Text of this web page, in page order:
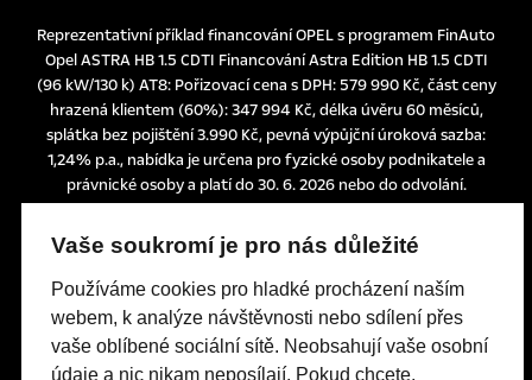
Reprezentativní příklad financování OPEL s programem FinAuto
Opel ASTRA HB 1.5 CDTI Financování Astra Edition HB 1.5 CDTI
(96 kW/130 k) AT8: Pořizovací cena s DPH: 579 990 Kč, část ceny
hrazená klientem (60%): 347 994 Kč, délka úvěru 60 měsíců,
splátka bez pojištění 3.990 Kč, pevná výpůjční úroková sazba:
1,24% p.a., nabídka je určena pro fyzické osoby podnikatele a
právnické osoby a platí do 30. 6. 2026 nebo do odvolání.
Tato nabídka je pouze indikativní, není návrhem na uzavření
smlouvy a nelze z ní proto dovozovat povinnost společnosti
uskutečnit jakékoliv transakce.
Poskytovatelem financování je UniCredit Leasing CZ, a.s.,
Želetavská 1525/1, 140 10 Praha 4, IČO: 15886492
Vaše soukromí je pro nás důležité
Používáme cookies pro hladké procházení naším
webem, k analýze návštěvnosti nebo sdílení přes
vaše oblíbené sociální sítě. Neobsahují vaše osobní
údaje a nic nikam neposílají. Pokud chcete,